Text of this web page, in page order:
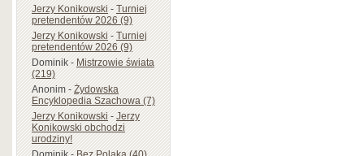
Jerzy Konikowski-Turniej
pretendentów 2026 (9)
Jerzy Konikowski-Turniej
pretendentów 2026 (9)
Dominik-Mistrzowie świata
(219)
Anonim-Żydowska
Encyklopedia Szachowa (7)
Jerzy Konikowski-Jerzy
Konikowski obchodzi
urodziny!